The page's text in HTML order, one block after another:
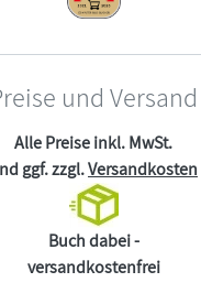
und Versand
Alle Preise inkl. MwSt.
ggf. zzgl.Versandkosten
Buch dabei -
versandkostenfrei